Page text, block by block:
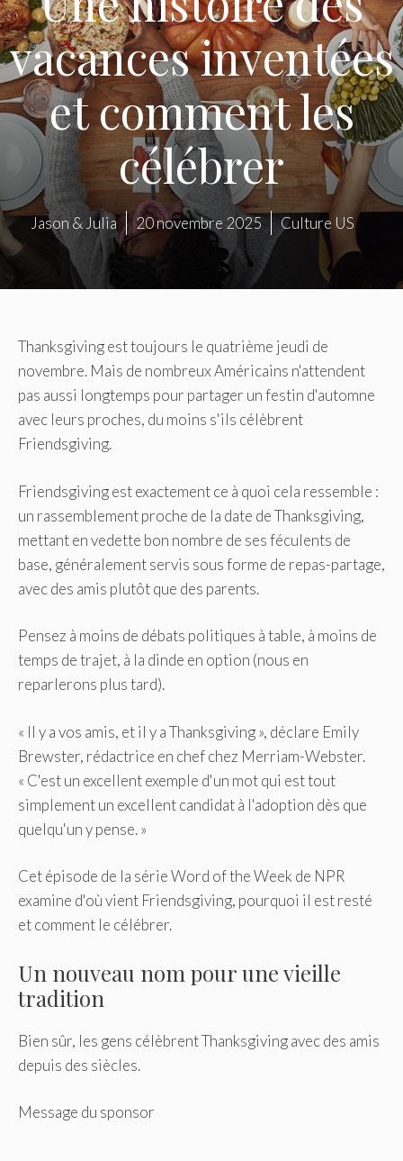
vacances inventées
et comment les
célébrer
Jason & Julia 20 novembre 2025 Culture US
Thanksgiving est toujours le quatrième jeudi de
novembre. Mais de nombreux Américains n'attendent
pas aussi longtemps pour partager un festin d'automne
avec leurs proches, du moins s'ils célèbrent
Friendsgiving.
Friendsgiving est exactement ce à quoi cela ressemble :
un rassemblement proche de la date de Thanksgiving,
mettant en vedette bon nombre de ses féculents de
base, généralement servis sous forme de repas-partage,
avec des amis plutôt que des parents.
Pensez à moins de débats politiques à table, à moins de
temps de trajet, à la dinde en option (nous en
reparlerons plus tard).
« Il y a vos amis, et il y a Thanksgiving », déclare Emily
Brewster, rédactrice en chef chez Merriam-Webster.
« C'est un excellent exemple d'un mot qui est tout
simplement un excellent candidat à l'adoption dès que
quelqu'un y pense. »
Cet épisode de la série Word of the Week de NPR
examine d'où vient Friendsgiving, pourquoi il est resté
et comment le célébrer.
Un nouveau nom pour une vieille
tradition
Bien sûr, les gens célèbrent Thanksgiving avec des amis
depuis des siècles.
Message du sponsor